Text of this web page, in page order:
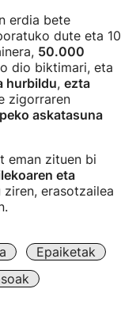
erdia bete
dute eta 10
50.000
dio biktimari, eta
hurbildu, ezta
zigorraren
askatasuna
eman zituen bi
eta
erasotzailea
Epaiketak